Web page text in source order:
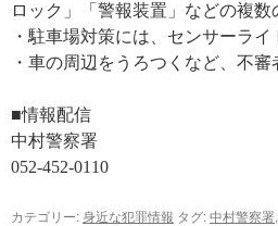
ロック」「警報装置」などの複数
・駐車場対策には、センサーラ
・車の周辺をうろつくなど、不
■情報配信
中村警察署
052-452-0110
カテゴリー:身近な犯罪情報 タグ:中村警察署,